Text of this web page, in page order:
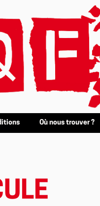
Où nous trouver ?